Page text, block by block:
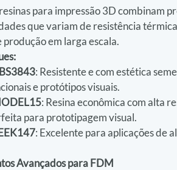
para impressão 3D combinam
que variam de resistência
produção em larga escala.
: Resistente e com estética
e protótipos visuais.
: Resina econômica com alta
para prototipagem visual.
: Excelente para aplicações de
Avançados para FDM